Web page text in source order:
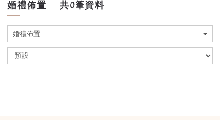
婚禮佈置 共0筆資料
婚禮佈置